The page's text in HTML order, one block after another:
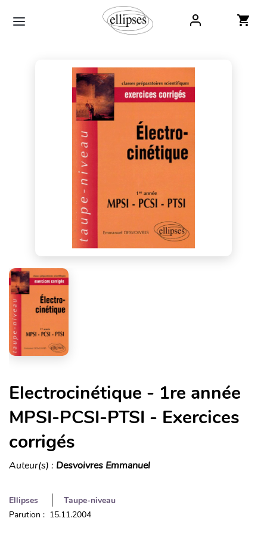
Electrocinétique - 1re année
MPSI-PCSI-PTSI - Exercices
corrigés
Auteur(s) : Desvoivres Emmanuel
Ellipses
Taupe-niveau
Parution : 15.11.2004